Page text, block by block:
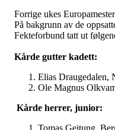
Forrige ukes
På bakgrunn av de
Fekteforbund tatt ut
Kårde gutter kadett:
Elias Draugedalen,
Ole Magnus
Kårde herrer, junior: